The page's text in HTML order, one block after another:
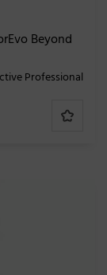
Beyond
Professional